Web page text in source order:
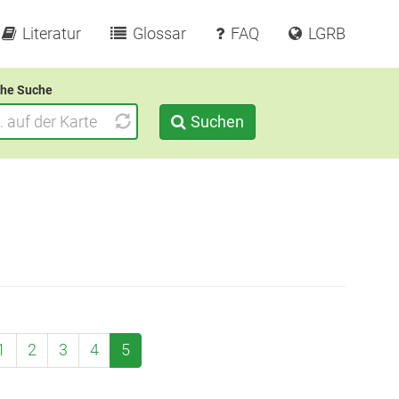
Literatur Glossar FAQ LGRB
Suche
Suchen
2 3 4 5